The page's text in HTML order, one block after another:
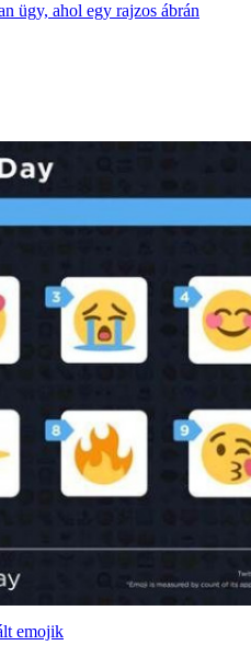
ügy, ahol egy rajzos ábrán
emojik